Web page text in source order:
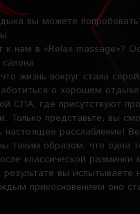
вы можете
нам в «Relax massage»?
жизнь вокруг стала
о хорошем
СПА, где присутствуют
Только представьте, вы
настоящее расслабление!
таким образом, что одна
классической
вы испытываете
прикосновением оно